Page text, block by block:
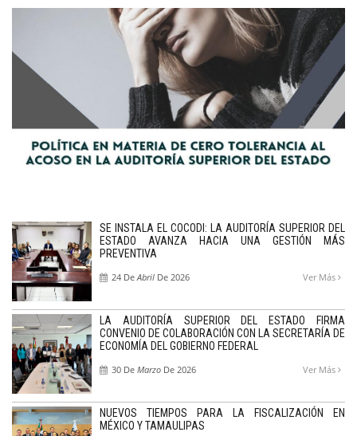
SE INSTALA EL COCODI: LA AUDITORÍA SUPERIOR DEL
ESTADO AVANZA HACIA UNA GESTIÓN MÁS
PREVENTIVA
24 DeAbril De 2026 Ver Más
LA AUDITORÍA SUPERIOR DEL ESTADO FIRMA
CONVENIO DE COLABORACIÓN CON LA SECRETARÍA DE
ECONOMÍA DEL GOBIERNO FEDERAL
30 De Marzo De 2026 Ver Más
NUEVOS TIEMPOS PARA LA FISCALIZACIÓN EN
MÉXICO Y TAMAULIPAS